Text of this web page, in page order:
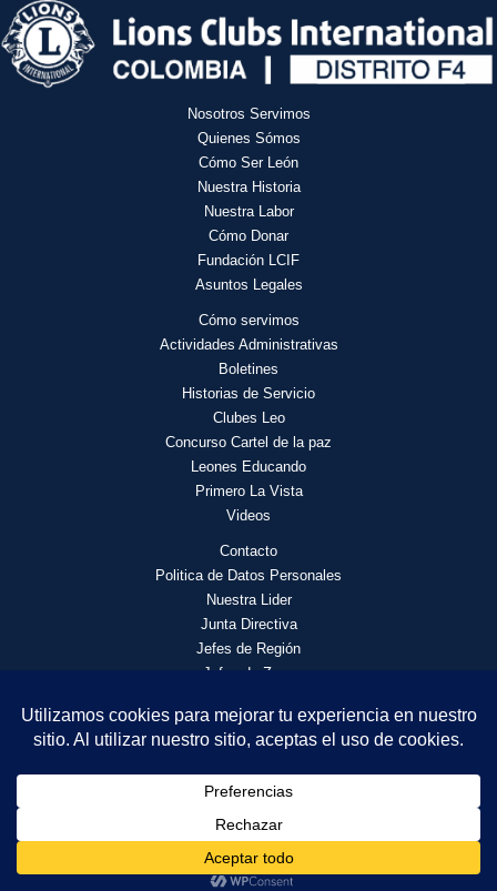
Nosotros Servimos
Quienes Sómos
Cómo Ser León
Nuestra Historia
Nuestra Labor
Cómo Donar
Fundación LCIF
Asuntos Legales
Cómo servimos
Actividades Administrativas
Boletines
Historias de Servicio
Clubes Leo
Concurso Cartel de la paz
Leones Educando
Primero La Vista
Videos
Contacto
Politica de Datos Personales
Nuestra Lider
Junta Directiva
Jefes de Región
Jefes de Zona
© 2026 Asociación de Clubes de Leones Distrito F4 | Todos los
DL Yaneth Raigoza Acuña - Gobernador 2026 - 2027 | PDG
Fernando Rueda Ortiz - Asesor de Informática DF4